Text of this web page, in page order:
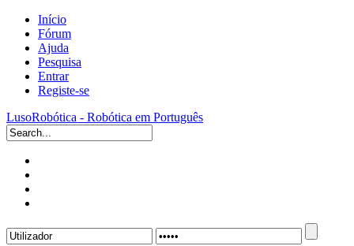
Início
Fórum
Ajuda
Pesquisa
Entrar
Registe-se
LusoRobótica - Robótica em Português